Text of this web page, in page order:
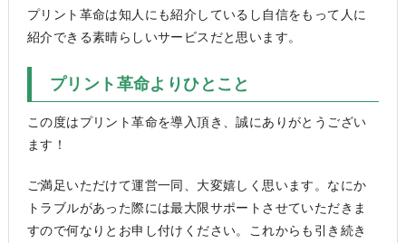
プリント革命は知人にも紹介しているし自信をもって人に
紹介できる素晴らしいサービスだと思います。
プリント革命よりひとこと
この度はプリント革命を導入頂き、誠にありがとうござい
ます！
ご満足いただけて運営一同、大変嬉しく思います。なにか
トラブルがあった際には最大限サポートさせていただきま
すので何なりとお申し付けください。これからも引き続き